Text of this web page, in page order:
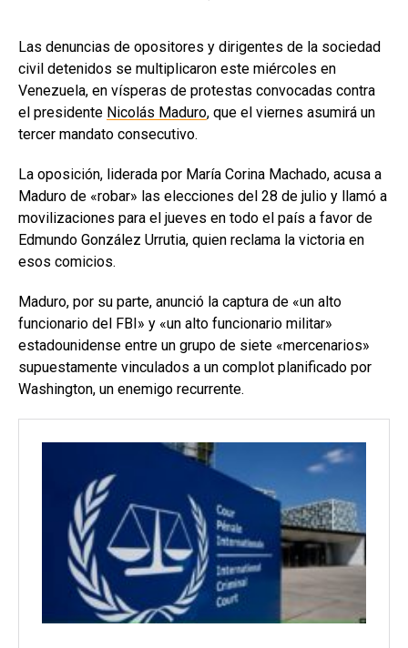
Las denuncias de opositores y dirigentes de la sociedad
civil detenidos se multiplicaron este miércoles en
Venezuela, en vísperas de protestas convocadas contra
el presidente Nicolás Maduro, que el viernes asumirá un
tercer mandato consecutivo.
La oposición, liderada por María Corina Machado, acusa a
Maduro de «robar» las elecciones del 28 de julio y llamó a
movilizaciones para el jueves en todo el país a favor de
Edmundo González Urrutia, quien reclama la victoria en
esos comicios.
Maduro, por su parte, anunció la captura de «un alto
funcionario del FBI» y «un alto funcionario militar»
estadounidense entre un grupo de siete «mercenarios»
supuestamente vinculados a un complot planificado por
Washington, un enemigo recurrente.